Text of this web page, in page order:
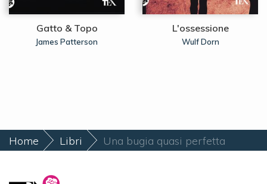
Gatto & Topo
James Patterson
L'ossessione
Wulf Dorn
Home Libri Una bugia quasi perfetta